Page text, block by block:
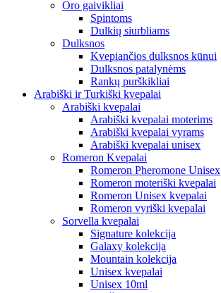
Oro gaivikliai
Spintoms
Dulkių siurbliams
Dulksnos
Kvepiančios dulksnos kūnui
Dulksnos patalynėms
Rankų purškikliai
Arabiški ir Turkiški kvepalai
Arabiški kvepalai
Arabiški kvepalai moterims
Arabiški kvepalai vyrams
Arabiški kvepalai unisex
Romeron Kvepalai
Romeron Pheromone Unisex
Romeron moteriški kvepalai
Romeron Unisex kvepalai
Romeron vyriški kvepalai
Sorvella kvepalai
Signature kolekcija
Galaxy kolekcija
Mountain kolekcija
Unisex kvepalai
Unisex 10ml